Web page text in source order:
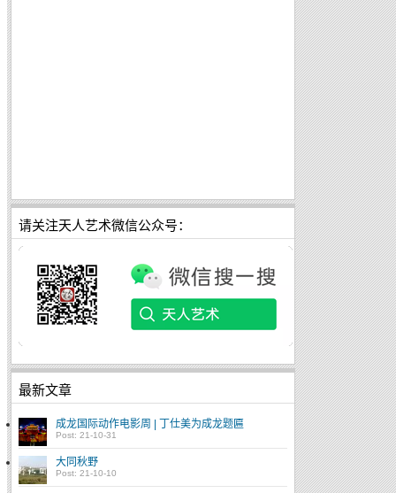
请关注天人艺术微信公众号：
最新文章
成龙国际动作电影周 | 丁仕美为成龙题匾
Post: 21-10-31
大同秋野
Post: 21-10-10